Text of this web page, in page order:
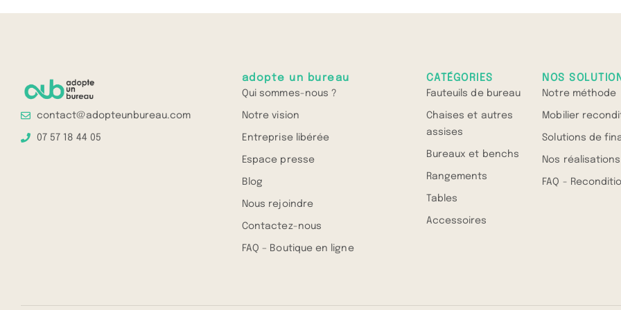
contact@adopteunbureau.com
07 57 18 44 05
adopte un bureau
Qui sommes-nous ?
Notre vision
Entreprise libérée
Espace presse
Blog
Nous rejoindre
Contactez-nous
FAQ – Boutique en ligne
CATÉGORIES
Fauteuils de bureau
Chaises et autres
assises
Bureaux et benchs
Rangements
Tables
Accessoires
NOS
Notre méthode
Mobilier
Solutions de
Nos réalisations
FAQ -